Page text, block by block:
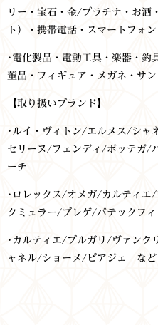
リー・宝石・金/プラチナ・お酒
ト）・携帯電話・スマートフォン
･電化製品・電動工具・楽器・釣
董品・フィギュア・メガネ・サ
【取り扱いブランド】
･ ルイ・ヴィトン/エルメス/シ
セリーヌ/フェンディ/ボッテガ/
ーチ
･ ロレックス/オメガ/カルティ
クミュラー/ブレゲ/パテックフ
･ カルティエ/ブルガリ/ヴァンク
ャネル/ショーメ/ピアジェ など